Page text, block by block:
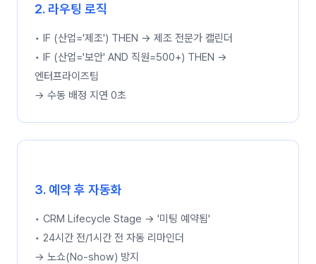
2. 라우팅 로직
• IF (산업='제조') THEN → 제조 전문가 캘린더
• IF (산업='보안' AND 직원=500+) THEN →
엔터프라이즈팀
→ 수동 배정 지연 0초
3. 예약 후 자동화
• CRM Lifecycle Stage → '미팅 예약됨'
• 24시간 전/1시간 전 자동 리마인더
→ 노쇼(No-show) 방지